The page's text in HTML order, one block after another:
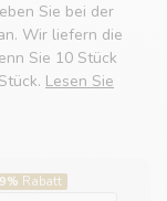
Sie bei der
Wir liefern die
Sie 10 Stück
Lesen Sie
Rabatt